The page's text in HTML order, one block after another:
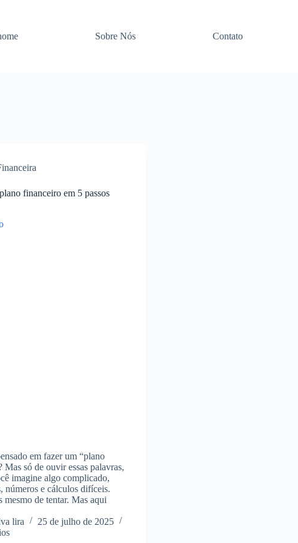
Sobre Nós Contato
financeiro em 5 passos
em fazer um “plano
Mas só de ouvir essas palavras,
imagine algo complicado,
números e cálculos difíceis.
mesmo de tentar. Mas aqui
lira
25 de julho de 2025